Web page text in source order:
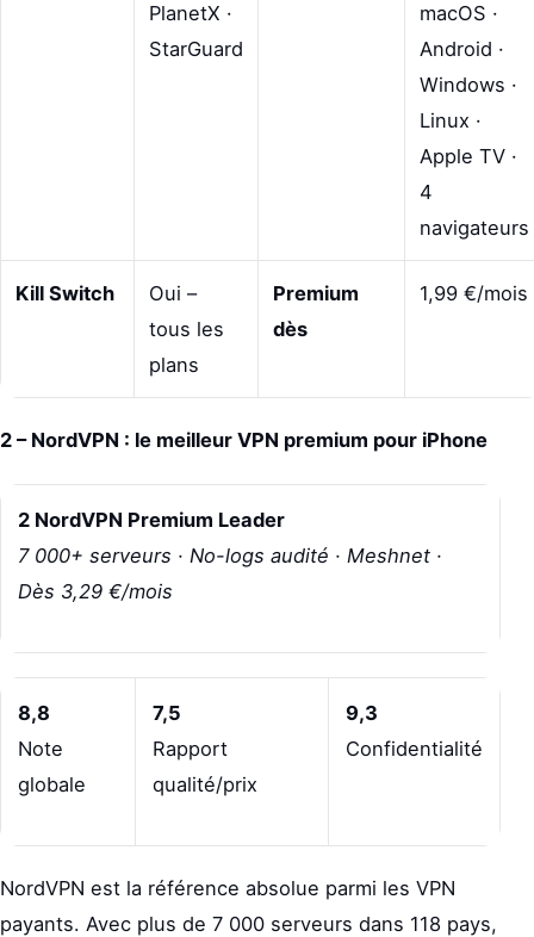
PlanetX ·
StarGuard
macOS ·
Android ·
Windows ·
Linux ·
Apple TV ·
4
navigateurs
Kill Switch
Oui –
tous les
plans
Premium
dès
1,99 €/mois
2 – NordVPN : le meilleur VPN premium pour iPhone
2 NordVPN Premium Leader
7 000+ serveurs · No-logs audité · Meshnet ·
Dès 3,29 €/mois
8,8
Note
globale
7,5
Rapport
qualité/prix
9,3
Confidentialité
NordVPN est la référence absolue parmi les VPN
payants. Avec plus de 7 000 serveurs dans 118 pays,